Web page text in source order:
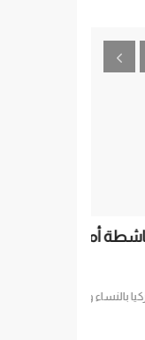
أردوغان